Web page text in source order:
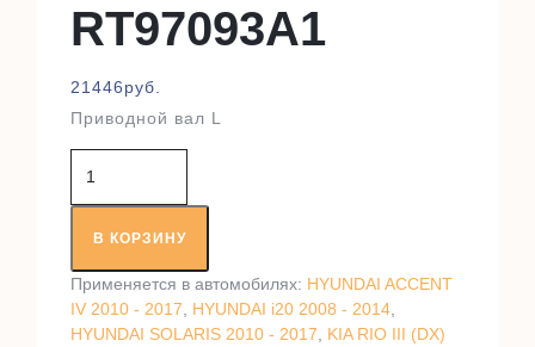
RT97093A1
21446руб.
Приводной вал L
товара
Приводной
валВ КОРЗИНУ
Применяется в автомобилях: HYUNDAI ACCENT
IV 2010 - 2017
HYUNDAI i20 2008 - 2014
HYUNDAI SOLARIS 2010 - 2017
KIA RIO III (DX)